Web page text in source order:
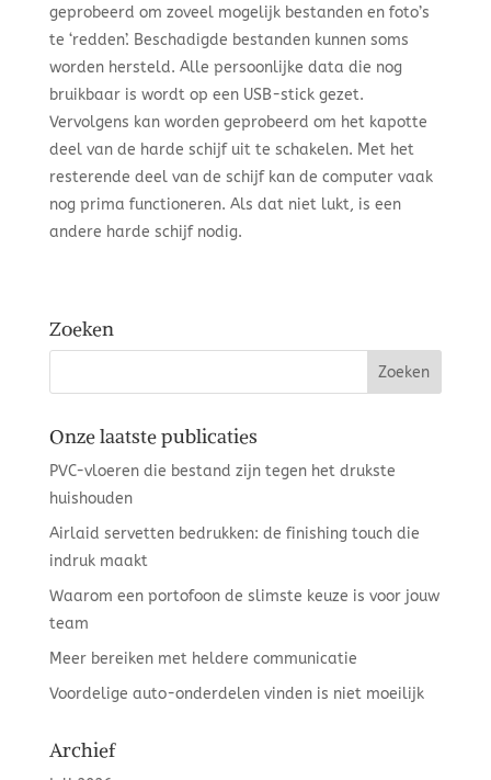
geprobeerd om zoveel mogelijk bestanden en foto’s
te ‘redden’. Beschadigde bestanden kunnen soms
worden hersteld. Alle persoonlijke data die nog
bruikbaar is wordt op een USB-stick gezet.
Vervolgens kan worden geprobeerd om het kapotte
deel van de harde schijf uit te schakelen. Met het
resterende deel van de schijf kan de computer vaak
nog prima functioneren. Als dat niet lukt, is een
andere harde schijf nodig.
Zoeken
Onze laatste publicaties
PVC-vloeren die bestand zijn tegen het drukste
huishouden
Airlaid servetten bedrukken: de finishing touch die
indruk maakt
Waarom een portofoon de slimste keuze is voor jouw
team
Meer bereiken met heldere communicatie
Voordelige auto-onderdelen vinden is niet moeilijk
Archief